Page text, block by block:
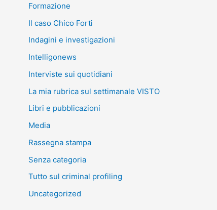
Formazione
Il caso Chico Forti
Indagini e investigazioni
Intelligonews
Interviste sui quotidiani
La mia rubrica sul settimanale VISTO
Libri e pubblicazioni
Media
Rassegna stampa
Senza categoria
Tutto sul criminal profiling
Uncategorized